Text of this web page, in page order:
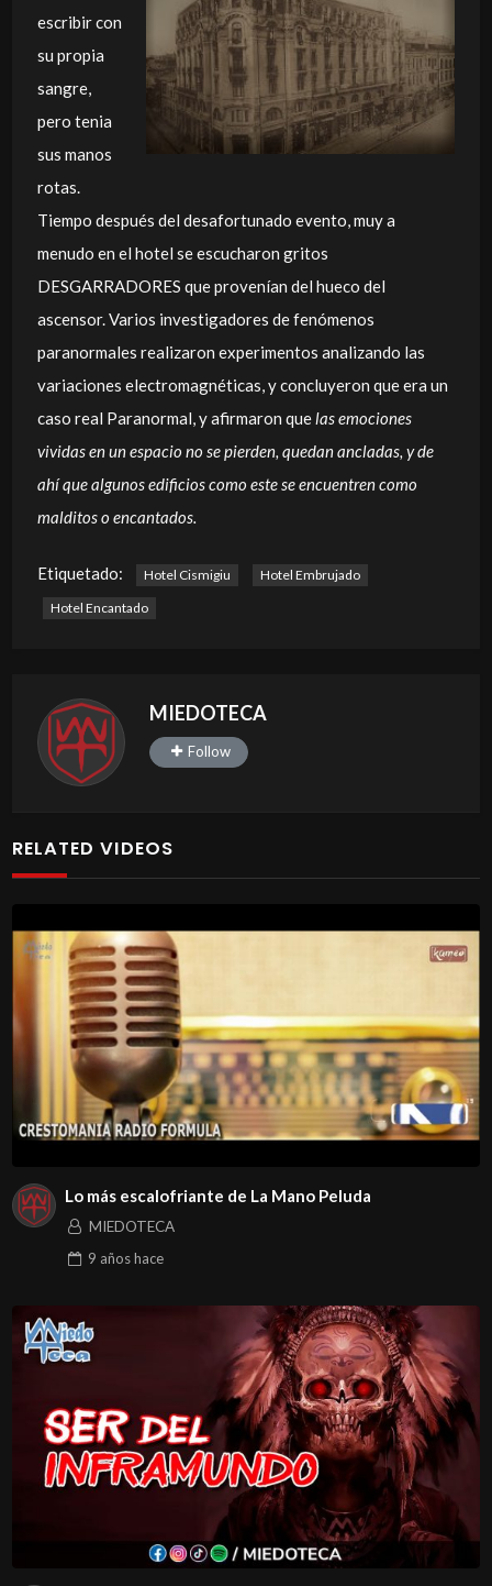
escribir con
su propia
sangre,
pero tenia
sus manos
rotas.
Tiempo después del desafortunado evento, muy a
menudo en el hotel se escucharon gritos
DESGARRADORES que provenían del hueco del
ascensor. Varios investigadores de fenómenos
paranormales realizaron experimentos analizando las
variaciones electromagnéticas, y concluyeron que era un
caso real Paranormal, y afirmaron quelas emociones
vividas en un espacio no se pierden, quedan ancladas, y de
ahí que algunos edificios como este se encuentren como
malditoso encantados.
Etiquetado: Hotel Cismigiu
Hotel Embrujado
Hotel Encantado
MIEDOTECA
Follow
RELATED VIDEOS
Lo más escalofriante de La Mano Peluda
MIEDOTECA
9 añoshace